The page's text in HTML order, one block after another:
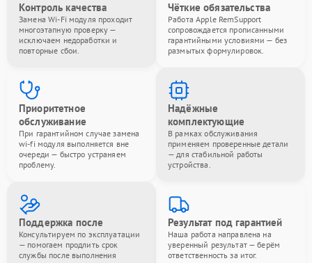
Контроль качества
Замена Wi-Fi модуля проходит
многоэтапную проверку —
исключаем недоработки и
повторные сбои.
Чёткие обязательства
Работа Apple RemSupport
сопровождается прописанными
гарантийными условиями — без
размытых формулировок.
Приоритетное
обслуживание
При гарантийном случае замена
wi-fi модуля выполняется вне
очереди — быстро устраняем
проблему.
Надёжные
комплектующие
В рамках обслуживания
применяем проверенные детали
— для стабильной работы
устройства.
Поддержка после
Консультируем по эксплуатации
— помогаем продлить срок
службы после выполнения
Результат под гарантией
Наша работа направлена на
уверенный результат — берём
ответственность за итог.